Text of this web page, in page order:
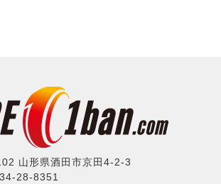
山形県酒田市京田4-2-3
28-8351